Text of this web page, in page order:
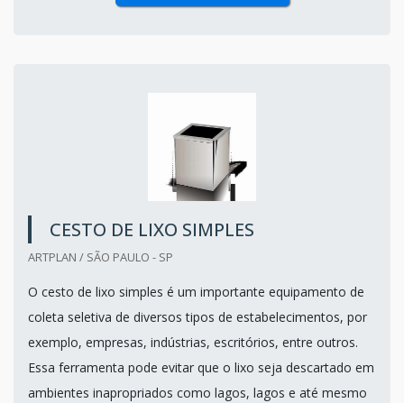
CESTO DE LIXO SIMPLES
ARTPLAN / SÃO PAULO - SP
O cesto de lixo simples é um importante equipamento de
coleta seletiva de diversos tipos de estabelecimentos, por
exemplo, empresas, indústrias, escritórios, entre outros.
Essa ferramenta pode evitar que o lixo seja descartado em
ambientes inapropriados como lagos, lagos e até mesmo